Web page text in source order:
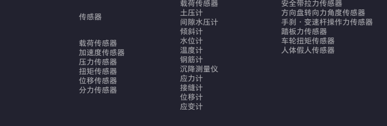
传感器
载荷传感器
加速度传感器
压力传感器
扭矩传感器
位移传感器
分力传感器
载荷传感器
土压计
间隙水压计
倾斜计
水位计
温度计
钢筋计
沉降测量仪
应力计
接缝计
位移计
应变计
安全带拉力传感器
方向盘转向力角度传感器
手刹・变速杆操作力传感器
踏板力传感器
车轮扭矩传感器
人体假人传感器